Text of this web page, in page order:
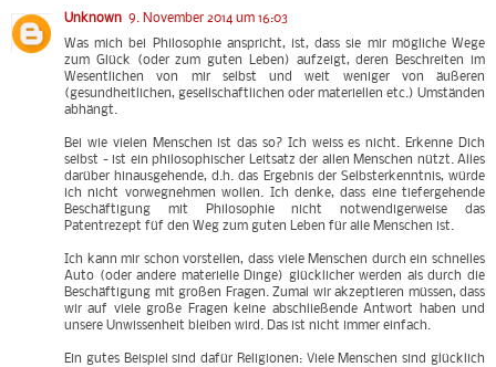
Unknown 9. November 2014 um 16:03
Was mich bei Philosophie anspricht, ist, dass sie mir mögliche Wege
zum Glück (oder zum guten Leben) aufzeigt, deren Beschreiten im
Wesentlichen von mir selbst und weit weniger von äußeren
(gesundheitlichen, gesellschaftlichen oder materiellen etc.) Umständen
abhängt.
Bei wie vielen Menschen ist das so? Ich weiss es nicht. Erkenne Dich
selbst - ist ein philosophischer Leitsatz der allen Menschen nützt. Alles
darüber hinausgehende, d.h. das Ergebnis der Selbsterkenntnis, würde
ich nicht vorwegnehmen wollen. Ich denke, dass eine tiefergehende
Beschäftigung mit Philosophie nicht notwendigerweise das
Patentrezept füf den Weg zum guten Leben für alle Menschen ist.
Ich kann mir schon vorstellen, dass viele Menschen durch ein schnelles
Auto (oder andere materielle Dinge) glücklicher werden als durch die
Beschäftigung mit großen Fragen. Zumal wir akzeptieren müssen, dass
wir auf viele große Fragen keine abschließende Antwort haben und
unsere Unwissenheit bleiben wird. Das ist nicht immer einfach.
Ein gutes Beispiel sind dafür Religionen: Viele Menschen sind glücklich